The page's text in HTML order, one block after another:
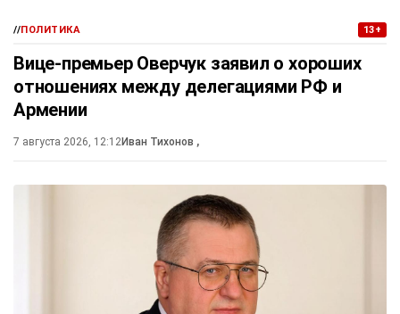
//ПОЛИТИКА 13+
Вице-премьер Оверчук заявил о хороших
отношениях между делегациями РФ и
Армении
7 августа 2026, 12:12Иван Тихонов ,